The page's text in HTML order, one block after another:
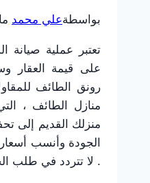
الألوان
بواسطةعلي محمد
تعتبر عملية صيانة
على قيمة العقار
رونق الطائف
منازل الطائف ،
منزلك القديم إلى
الجودة وأنسب
. ​لا تتردد في طلب